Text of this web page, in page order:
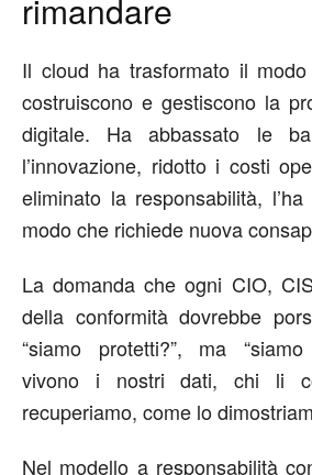
rimandare
Il cloud ha trasformato il
costruiscono e gestiscono la
digitale. Ha abbassato le
l’innovazione, ridotto i costi
eliminato la responsabilità,
modo che richiede nuova
La domanda che ogni CIO,
della conformità dovrebbe
“siamo protetti?”, ma
vivono i nostri dati, chi li
recuperiamo, come lo
Nel modello a responsabilità